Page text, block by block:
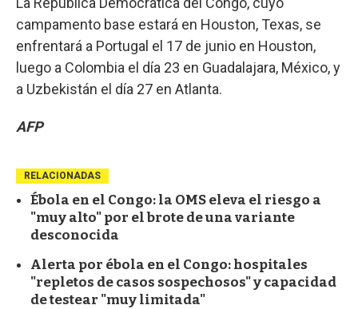
campamento base estará en Houston, Texas, se
enfrentará a Portugal el 17 de junio en Houston,
luego a Colombia el día 23 en Guadalajara, México, y
a Uzbekistán el día 27 en Atlanta.
AFP
RELACIONADAS
Ébola en el Congo: la OMS eleva el riesgo a
"muy alto" por el brote de una variante
desconocida
Alerta por ébola en el Congo: hospitales
"repletos de casos sospechosos" y capacidad
de testear "muy limitada"